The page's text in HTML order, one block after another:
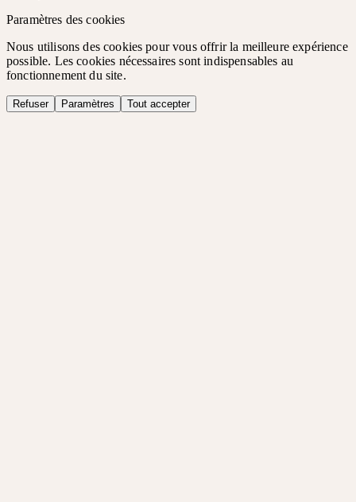
Paramètres des cookies
Nous utilisons des cookies pour vous offrir la meilleure expérience
possible. Les cookies nécessaires sont indispensables au
fonctionnement du site.
Refuser Paramètres Tout accepter